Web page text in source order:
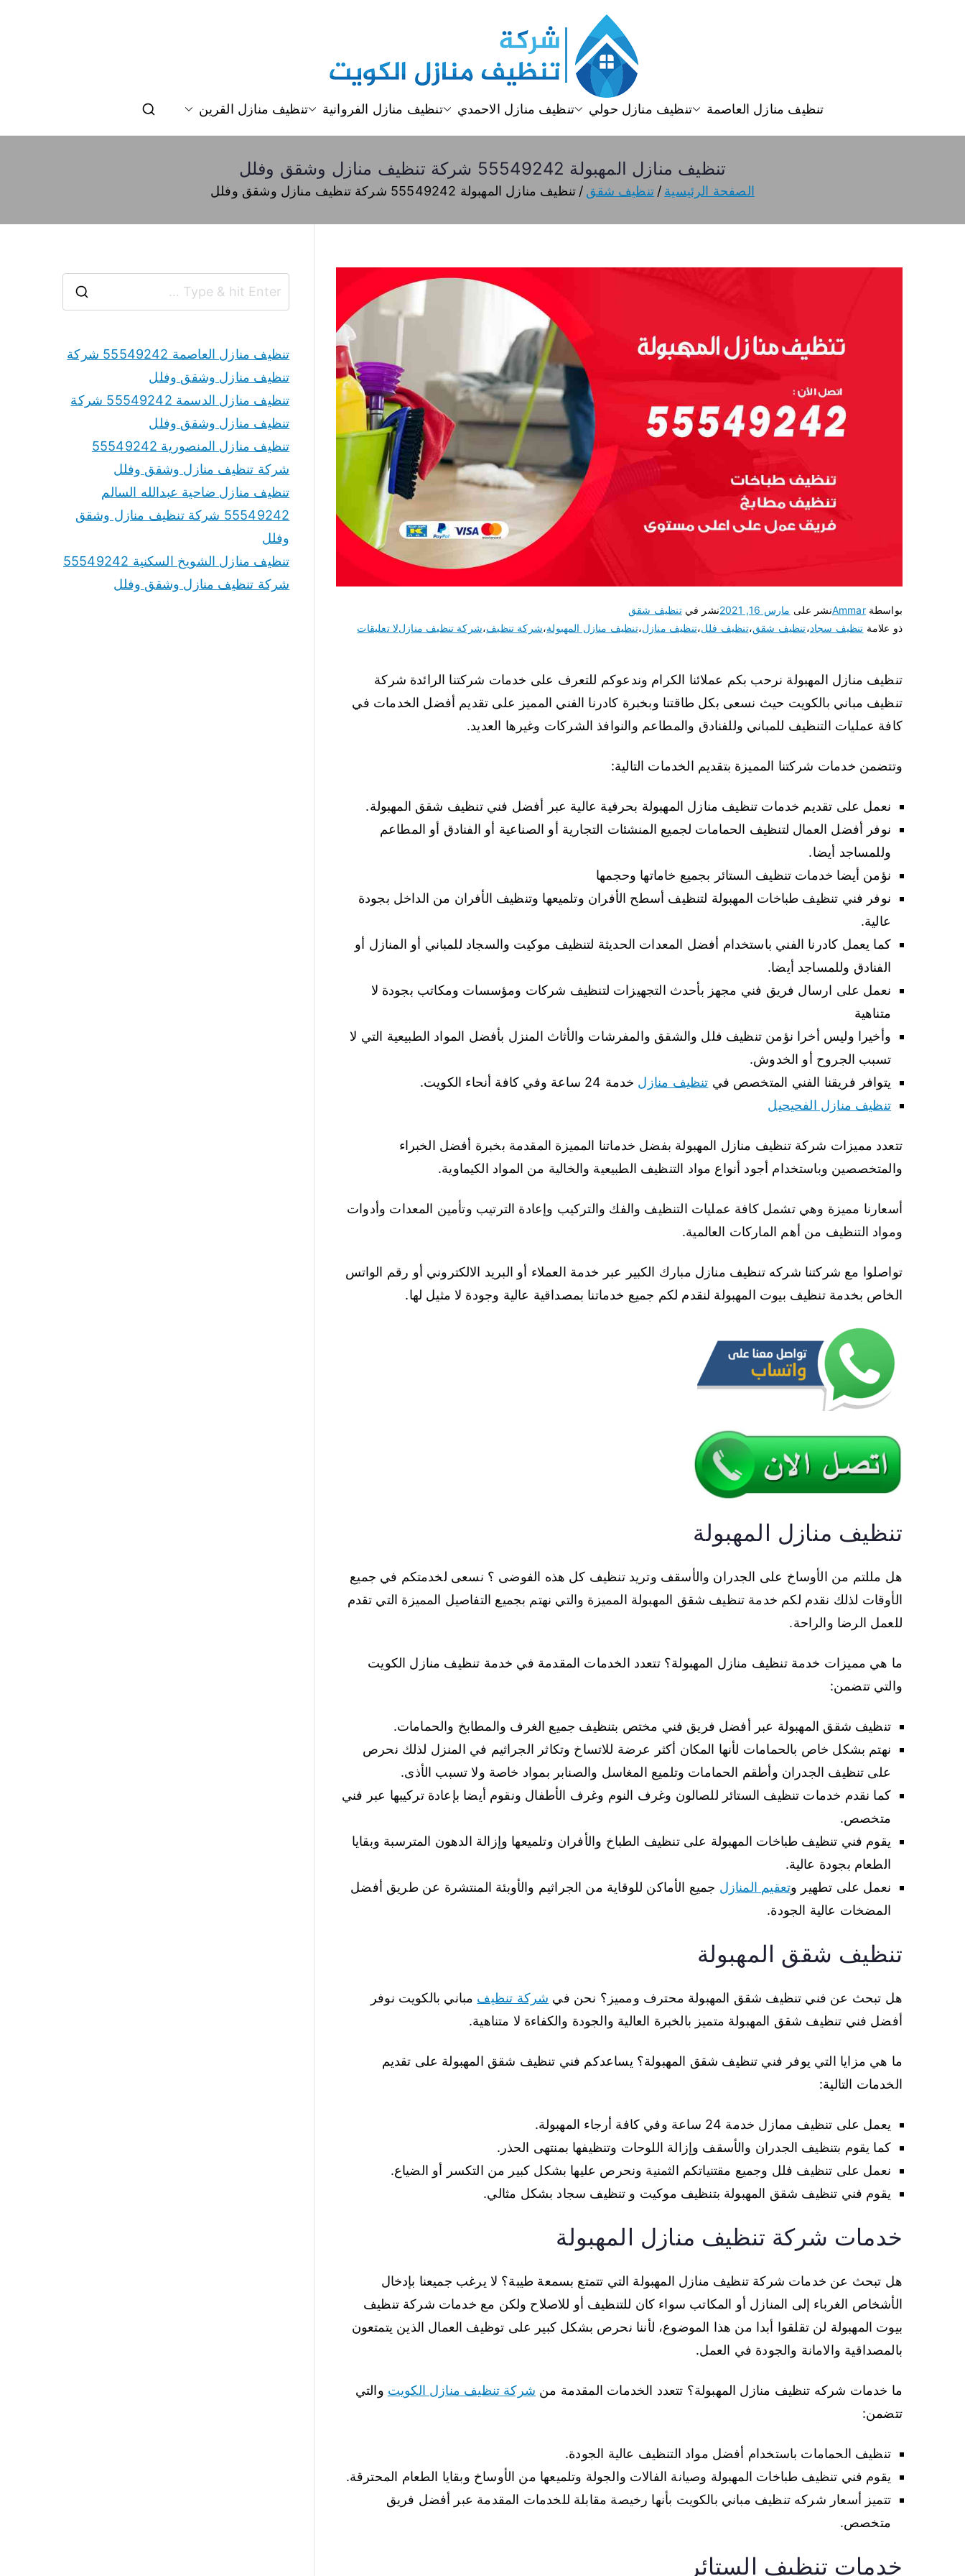
تنظيف منازل
تنظيف منازل الكويت تنظيف منازل العاصمة تنظيف منازل حولي تنظيف منازل الاحمدي تنظيف منازل الفروانية تنظيف منازل القرين
تنظيف منازل المهبولة 55549242 شركة تنظيف منازل وشقق وفلل
الصفحة الرئيسية تنظيف شقق تنظيف منازل المهبولة 55549242 شركة تنظيف منازل وشقق وفلل
بواسطةAmmarنشر على مارس 16, 2021 نشر فيتنظيف شقق
ذو علامة تنظيف سجاد،تنظيف شقق،تنظيف فلل،تنظيف منازل،تنظيف منازل المهبولة،شركة تنظيف،شركة تنظيف منازللا تعليقات
تنظيف منازل المهبولة نرحب بكم عملائنا الكرام وندعوكم للتعرف على خدمات شركتنا الرائدة شركة
تنظيف مباني بالكويت حيث نسعى بكل طاقتنا وبخبرة كادرنا الفني المميز على تقديم أفضل الخدمات في
كافة عمليات التنظيف للمباني وللفنادق والمطاعم والنوافذ الشركات وغيرها العديد.
وتتضمن خدمات شركتنا المميزة بتقديم الخدمات التالية:
نعمل على تقديم خدمات تنظيف منازل المهبولة بحرفية عالية عبر أفضل فني تنظيف شقق المهبولة.
نوفر أفضل العمال لتنظيف الحمامات لجميع المنشئات التجارية أو الصناعية أو الفنادق أو المطاعم
وللمساجد أيضا.
نؤمن أيضا خدمات تنظيف الستائر بجميع خاماتها وحجمها
نوفر فني تنظيف طباخات المهبولة لتنظيف أسطح الأفران وتلميعها وتنظيف الأفران من الداخل بجودة
عالية.
كما يعمل كادرنا الفني باستخدام أفضل المعدات الحديثة لتنظيف موكيت والسجاد للمباني أو المنازل أو
الفنادق وللمساجد أيضا.
نعمل على ارسال فريق فني مجهز بأحدث التجهيزات لتنظيف شركات ومؤسسات ومكاتب بجودة لا
متناهية
وأخيرا وليس أخرا نؤمن تنظيف فلل والشقق والمفرشات والأثاث المنزل بأفضل المواد الطبيعية التي لا
تسبب الجروح أو الخدوش.
يتوافر فريقنا الفني المتخصص في تنظيف منازل خدمة 24 ساعة وفي كافة أنحاء الكويت.
تنظيف منازل الفحيحيل
تتعدد مميزات شركة تنظيف منازل المهبولة بفضل خدماتنا المميزة المقدمة بخبرة أفضل الخبراء
والمتخصصين وباستخدام أجود أنواع مواد التنظيف الطبيعية والخالية من المواد الكيماوية.
أسعارنا مميزة وهي تشمل كافة عمليات التنظيف والفك والتركيب وإعادة الترتيب وتأمين المعدات وأدوات
ومواد التنظيف من أهم الماركات العالمية.
تواصلوا مع شركتنا شركه تنظيف منازل مبارك الكبير عبر خدمة العملاء أو البريد الالكتروني أو رقم الواتس
الخاص بخدمة تنظيف بيوت المهبولة لنقدم لكم جميع خدماتنا بمصداقية عالية وجودة لا مثيل لها.
تنظيف منازل المهبولة
هل مللتم من الأوساخ على الجدران والأسقف وتريد تنظيف كل هذه الفوضى ؟ نسعى لخدمتكم في جميع
الأوقات لذلك نقدم لكم خدمة تنظيف شقق المهبولة المميزة والتي نهتم بجميع التفاصيل المميزة التي تقدم
للعمل الرضا والراحة.
ما هي مميزات خدمة تنظيف منازل المهبولة؟ تتعدد الخدمات المقدمة في خدمة تنظيف منازل الكويت
والتي تتضمن:
تنظيف شقق المهبولة عبر أفضل فريق فني مختص بتنظيف جميع الغرف والمطابخ والحمامات.
نهتم بشكل خاص بالحمامات لأنها المكان أكثر عرضة للاتساخ وتكاثر الجراثيم في المنزل لذلك نحرص
على تنظيف الجدران وأطقم الحمامات وتلميع المغاسل والصنابر بمواد خاصة ولا تسبب الأذى.
كما نقدم خدمات تنظيف الستائر للصالون وغرف النوم وغرف الأطفال ونقوم أيضا بإعادة تركيبها عبر فني
متخصص.
يقوم فني تنظيف طباخات المهبولة على تنظيف الطباخ والأفران وتلميعها وإزالة الدهون المترسبة وبقايا
الطعام بجودة عالية.
نعمل على تطهير وتعقيم المنازل جميع الأماكن للوقاية من الجراثيم والأوبئة المنتشرة عن طريق أفضل
المضخات عالية الجودة.
تنظيف شقق المهبولة
هل تبحث عن فني تنظيف شقق المهبولة محترف ومميز؟ نحن في شركة تنظيف مباني بالكويت نوفر
أفضل فني تنظيف شقق المهبولة متميز بالخبرة العالية والجودة والكفاءة لا متناهية.
ما هي مزايا التي يوفر فني تنظيف شقق المهبولة؟ يساعدكم فني تنظيف شقق المهبولة على تقديم
الخدمات التالية:
يعمل على تنظيف ممازل خدمة 24 ساعة وفي كافة أرجاء المهبولة.
كما يقوم بتنظيف الجدران والأسقف وإزالة اللوحات وتنظيفها بمنتهى الحذر.
نعمل على تنظيف فلل وجميع مقتنياتكم الثمنية ونحرص عليها بشكل كبير من التكسر أو الضياع.
يقوم فني تنظيف شقق المهبولة بتنظيف موكيت و تنظيف سجاد بشكل مثالي.
خدمات شركة تنظيف منازل المهبولة
هل تبحث عن خدمات شركة تنظيف منازل المهبولة التي تتمتع بسمعة طيبة؟ لا يرغب جميعنا بإدخال
الأشخاص الغرباء إلى المنازل أو المكاتب سواء كان للتنظيف أو للاصلاح ولكن مع خدمات شركة تنظيف
بيوت المهبولة لن تقلقوا أبدا من هذا الموضوع، لأننا نحرص بشكل كبير على توظيف العمال الذين يتمتعون
بالمصداقية والامانة والجودة في العمل.
ما خدمات شركه تنظيف منازل المهبولة؟ تتعدد الخدمات المقدمة من شركة تنظيف منازل الكويت والتي
تتضمن:
تنظيف الحمامات باستخدام أفضل مواد التنظيف عالية الجودة.
يقوم فني تنظيف طباخات المهبولة وصيانة الفالات والجولة وتلميعها من الأوساخ وبقايا الطعام المحترقة.
تتميز أسعار شركه تنظيف مباني بالكويت بأنها رخيصة مقابلة للخدمات المقدمة عبر أفضل فريق
متخصص.
خدمات تنظيف الستائر
تنظيف منازل العاصمة 55549242 شركة
تنظيف منازل وشقق وفلل
تنظيف منازل الدسمة 55549242 شركة
تنظيف منازل وشقق وفلل
تنظيف منازل المنصورية 55549242
شركة تنظيف منازل وشقق وفلل
تنظيف منازل ضاحية عبدالله السالم
55549242 شركة تنظيف منازل وشقق
وفلل
تنظيف منازل الشويخ السكنية 55549242
شركة تنظيف منازل وشقق وفلل